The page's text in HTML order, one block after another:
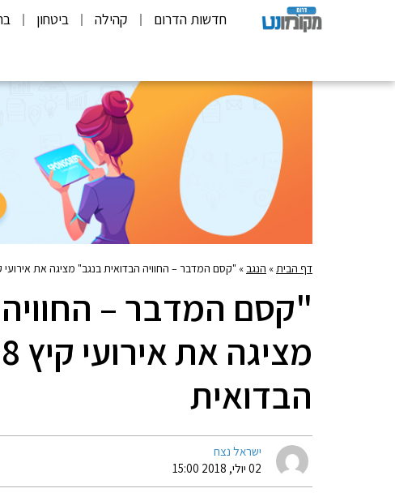
חדשות הדרום קהילה ביטחון
דף הבית » הנגב» "קסם המדבר – החוויה הבדואית בנגב" מציגה את אירועי קיץ 2018 בתיירות
"קסם המדבר –
הבדואית
ישראל נצח
02 יולי, 2018 15:00